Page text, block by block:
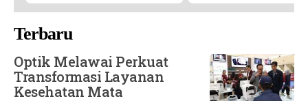
Terbaru
Optik Melawai Perkuat
Transformasi Layanan
Kesehatan Mata